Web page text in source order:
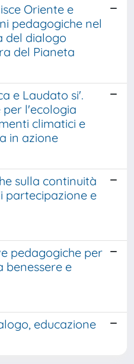
Oriente e
pedagogiche nel
del dialogo
del Pianeta
e Laudato si'.
per l'ecologia
climatici e
in azione
sulla continuità
partecipazione e
pedagogiche per
benessere e
educazione